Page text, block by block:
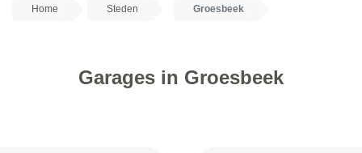
Home Steden Groesbeek
Garages in Groesbeek